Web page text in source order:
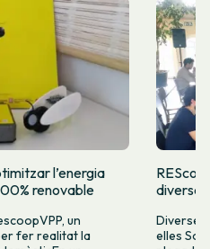
l’energia
renovable
un
fer realitat la
elles